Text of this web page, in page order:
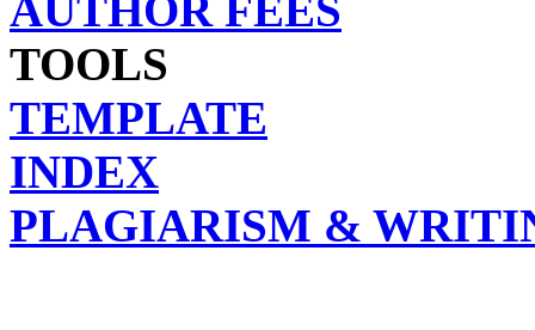
TOOLS
TEMPLATE
INDEX
PLAGIARISM &